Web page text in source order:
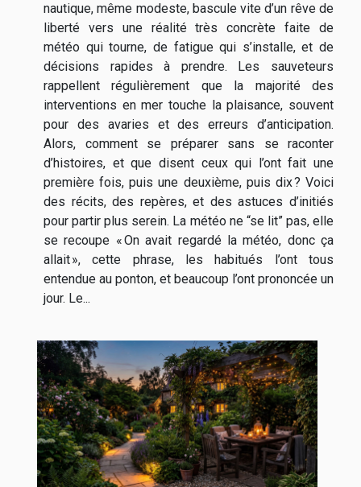
nautique, même modeste, bascule vite d’un rêve de
liberté vers une réalité très concrète faite de
météo qui tourne, de fatigue qui s’installe, et de
décisions rapides à prendre. Les sauveteurs
rappellent régulièrement que la majorité des
interventions en mer touche la plaisance, souvent
pour des avaries et des erreurs d’anticipation.
Alors, comment se préparer sans se raconter
d’histoires, et que disent ceux qui l’ont fait une
première fois, puis une deuxième, puis dix ? Voici
des récits, des repères, et des astuces d’initiés
pour partir plus serein. La météo ne “se lit” pas, elle
se recoupe « On avait regardé la météo, donc ça
allait », cette phrase, les habitués l’ont tous
entendue au ponton, et beaucoup l’ont prononcée un
jour. Le...